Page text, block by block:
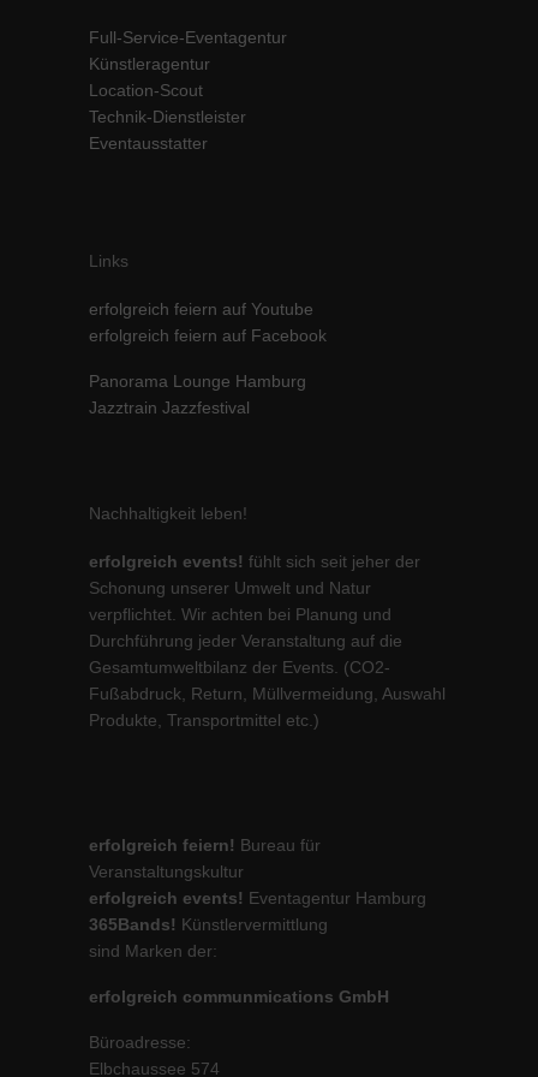
Full-Service-Eventagentur
Künstleragentur
Location-Scout
Technik-Dienstleister
Eventausstatter
Links
erfolgreich feiern auf Youtube
erfolgreich feiern auf Facebook
Panorama Lounge Hamburg
Jazztrain Jazzfestival
Nachhaltigkeit leben!
erfolgreich events! fühlt sich seit jeher der
Schonung unserer Umwelt und Natur
verpflichtet. Wir achten bei Planung und
Durchführung jeder Veranstaltung auf die
Gesamtumweltbilanz der Events. (CO2-
Fußabdruck, Return, Müllvermeidung, Auswahl
Produkte, Transportmittel etc.)
erfolgreich feiern! Bureau für
Veranstaltungskultur
erfolgreich events! Eventagentur Hamburg
365Bands! Künstlervermittlung
sind Marken der:
erfolgreich communmications GmbH
Büroadresse:
Elbchaussee 574
Inhalte von Videoplattformen und Social-Media-Plattformen werden
standardmäßig blockiert. Wenn Cookies von externen Medien akzeptiert
werden, bedarf der Zugriff auf diese Inhalte keiner manuellen Einwilligung
Cookie-Informationen anzeigen